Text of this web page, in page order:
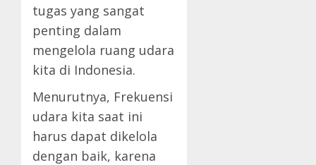
tugas yang sangat
penting dalam
mengelola ruang udara
kita di Indonesia.
Menurutnya, Frekuensi
udara kita saat ini
harus dapat dikelola
dengan baik, karena